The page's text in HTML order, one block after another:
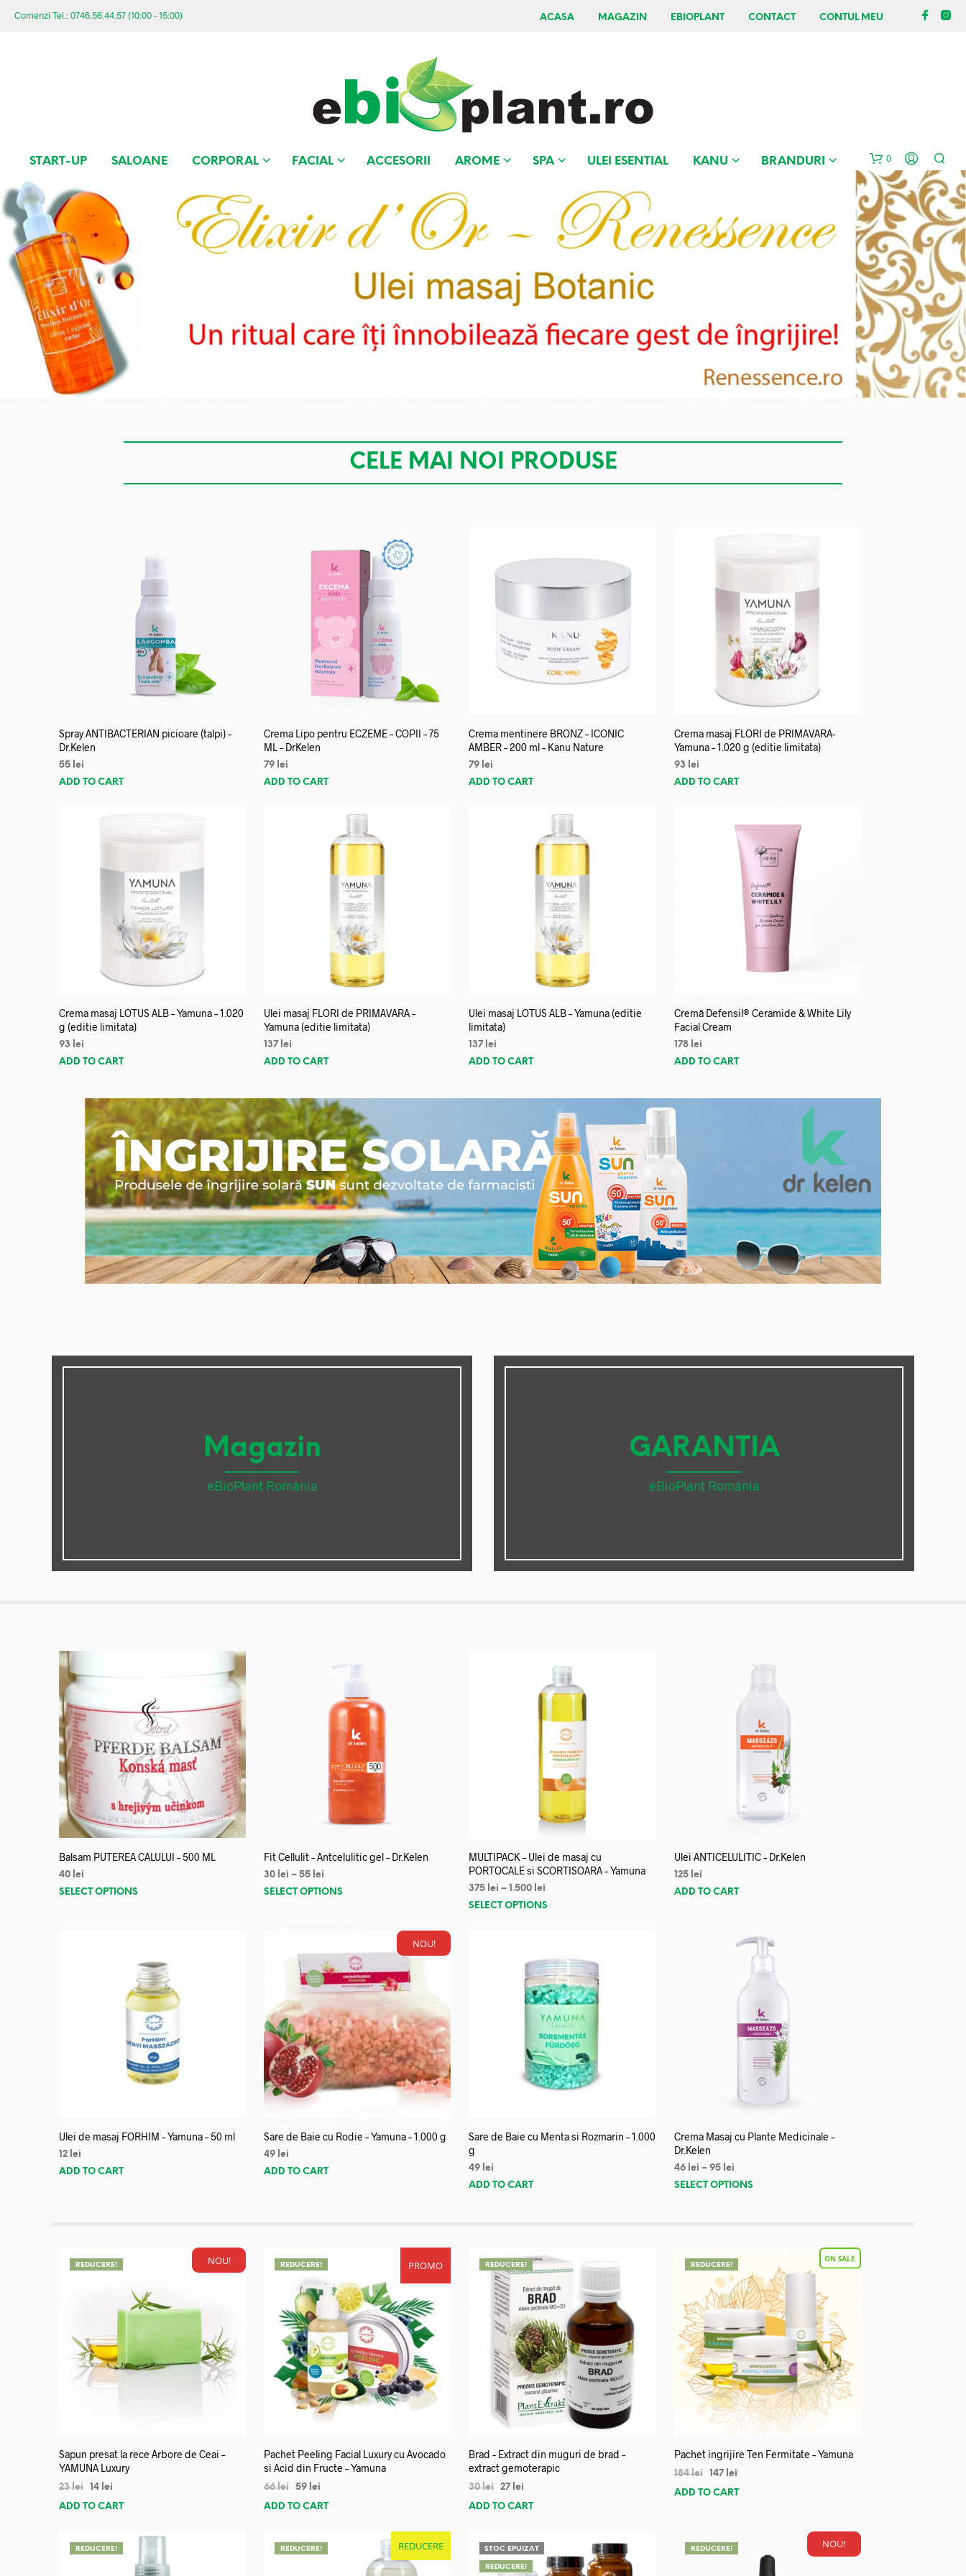
Comenzi Tel.: 0746.56.44.57 (10:00 - 15:00) ACASA MAGAZIN EBIOPLANT CONTACT CONTUL MEU
START-UP SALOANE CORPORAL FACIAL ACCESORII AROME SPA ULEI ESENTIAL KANU BRANDURI 0
CELE MAI NOI PRODUSE
Spray ANTIBACTERIAN picioare (talpi) –
Dr.Kelen
55 lei
ADD TO CART
Crema Lipo pentru ECZEME – COPII – 75
ML – DrKelen
79 lei
ADD TO CART
Crema mentinere BRONZ – ICONIC
AMBER – 200 ml – Kanu Nature
79 lei
ADD TO CART
Crema masaj FLORI de PRIMAVARA-
Yamuna – 1.020 g (editie limitata)
93
lei
ADD TO CART
Crema masaj LOTUS ALB – Yamuna – 1.020
g (editie limitata)
93
lei
ADD TO CART
Ulei masaj FLORI de PRIMAVARA –
Yamuna (editie limitata)
137 lei
ADD TO CART
Ulei masaj LOTUS ALB – Yamuna (editie
limitata)
137 lei
ADD TO CART
Cremă Defensil® Ceramide & White Lily
Facial Cream
178 lei
ADD TO CART
Magazin
eBioPlant România
GARANTIA
eBioPlant România
Balsam PUTEREA CALULUI – 500 ML
40 lei
SELECT OPTIONS
Fit Cellulit – Antcelulitic gel – Dr.Kelen
30 lei –55 lei
SELECT OPTIONS
MULTIPACK – Ulei de masaj cu
PORTOCALE si SCORTISOARA – Yamuna
375 lei – 1.500 lei
SELECT OPTIONS
Ulei ANTICELULITIC – Dr.Kelen
125 lei
ADD TO CART
Ulei de masaj FORHIM – Yamuna – 50 ml
12 lei
ADD TO CART
NOU!
Sare de Baie cu Rodie – Yamuna – 1.000 g
49 lei
ADD TO CART
Sare de Baie cu Menta si Rozmarin – 1.000
g
49 lei
ADD TO CART
Crema Masaj cu Plante Medicinale –
Dr.Kelen
46 lei – 95 lei
SELECT OPTIONS
NOU!
REDUCERE!
Sapun presat la rece Arbore de Ceai –
YAMUNA Luxury
23lei 14 lei
ADD TO CART
PROMO
REDUCERE!
Pachet Peeling Facial Luxury cu Avocado
si Acid din Fructe – Yamuna
66lei 59 lei
ADD TO CART
REDUCERE!
Brad – Extract din muguri de brad –
extract gemoterapic
30lei 27 lei
ADD TO CART
REDUCERE!
Pachet ingrijire Ten Fermitate – Yamuna
184lei 147 lei
ADD TO CART
REDUCERE! REDUCERE
REDUCERE! STOC EPUIZAT
REDUCERE!
NOU!
REDUCERE!